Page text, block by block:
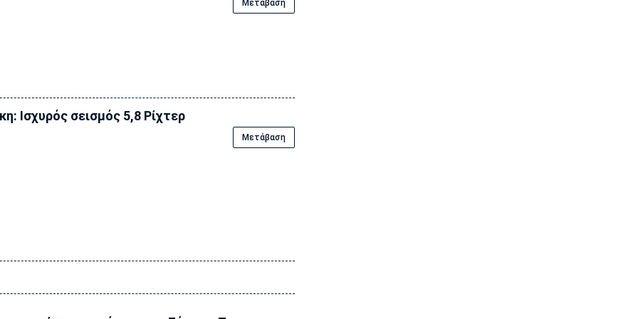
Μετάβαση
Ισχυρός σεισμός 5,8 Ρίχτερ
Μετάβαση